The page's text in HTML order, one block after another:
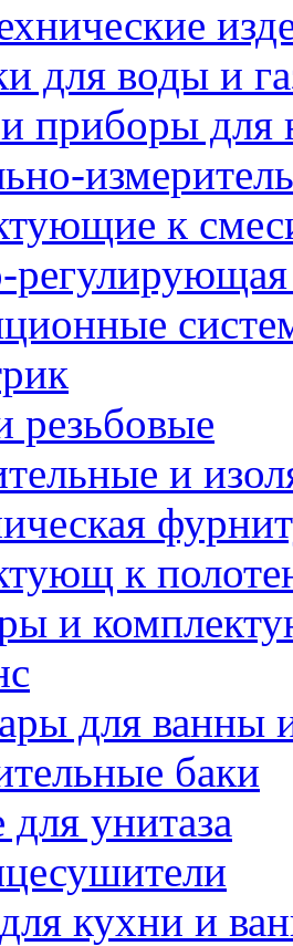
для воды и
приборы для
к
регулирующая
резьбовые
и
к
и
для ванны
баки
унитаза
кухни и